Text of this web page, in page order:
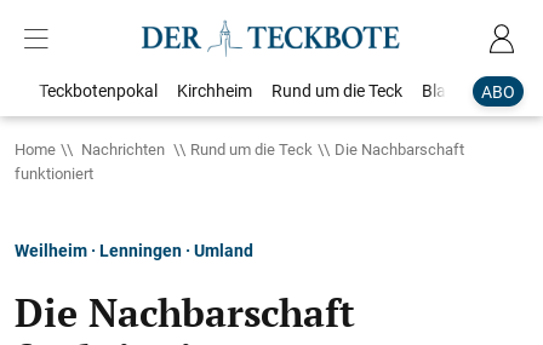
ABO
Teckbotenpokal Kirchheim Rund um die Teck Blaulicht
Home Nachrichten Rund um die Teck
Die Nachbarschaft
funktioniert
Weilheim · Lenningen · Umland
Die Nachbarschaft